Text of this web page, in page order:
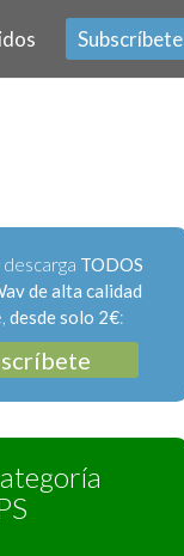
Subscríbete
TODOS
de alta calidad
desde solo 2€: